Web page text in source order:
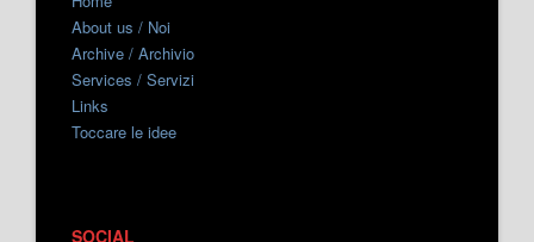
About us / Noi
Archive / Archivio
Services / Servizi
Links
Toccare le idee
SOCIAL